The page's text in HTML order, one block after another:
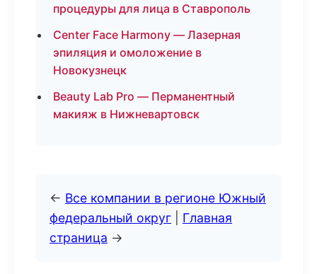
процедуры для лица в Ставрополь
Center Face Harmony — Лазерная
эпиляция и омоложение в
Новокузнецк
Beauty Lab Pro — Перманентный
макияж в Нижневартовск
← Все компании в регионе Южный
федеральный округ
Главная
страница →